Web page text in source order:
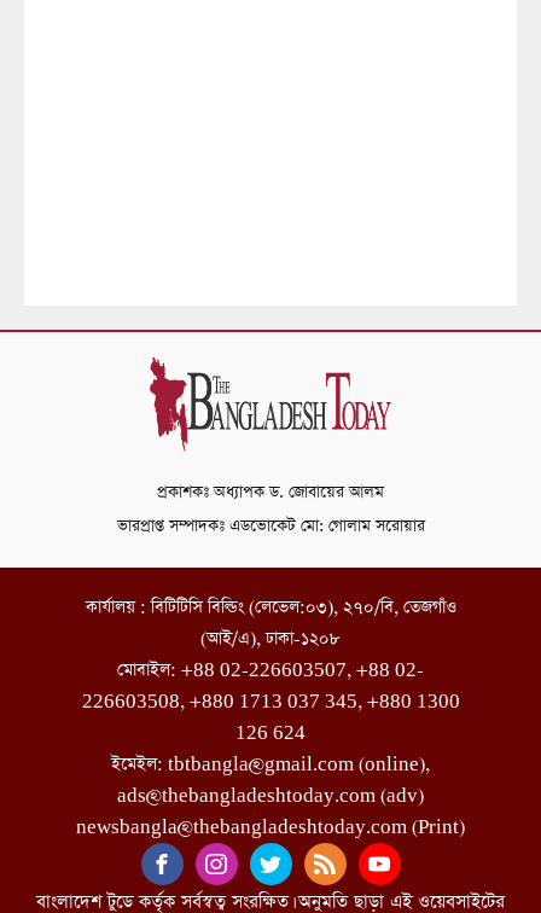
প্রকাশকঃ অধ্যাপক ড. জোবায়ের আলম
ভারপ্রাপ্ত সম্পাদকঃ এডভোকেট মো: গোলাম সরোয়ার
কার্যালয় : বিটিটিসি বিল্ডিং (লেভেল:০৩), ২৭০/বি, তেজগাঁও
(আই/এ), ঢাকা-১২০৮
মোবাইল: +88 02-226603507, +88 02-
226603508, +880 1713 037 345, +880 1300
126 624
ইমেইল: tbtbangla@gmail.com (online),
ads@thebangladeshtoday.com (adv)
newsbangla@thebangladeshtoday.com (Print)
বাংলাদেশ টুডে কর্তৃক সর্বস্বত্ব সংরক্ষিত। অনুমতি ছাড়া এই ওয়েবসাইটের